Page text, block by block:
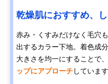
乾燥肌におすすめ、
赤み・くすみだけなく毛穴
出するカラー下地。着色成
大きさを均一にすることで
ップにアプローチしています